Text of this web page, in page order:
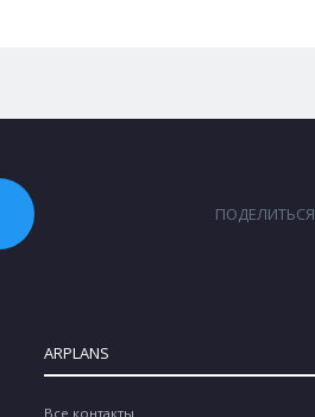
ПОДЕЛИТЬСЯ
ARPLANS
Все контакты